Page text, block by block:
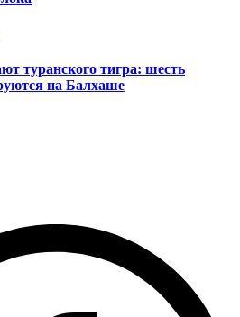
туранского тигра: шесть
на Балхаше